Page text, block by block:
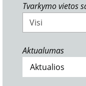
Tvarkymo vietos
Visi
Aktualumas